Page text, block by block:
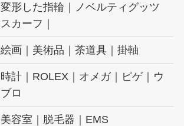
変形した指輪｜ノベルティグッツ
スカーフ｜
絵画｜美術品｜茶道具｜掛軸
時計｜ROLEX｜オメガ｜ピゲ｜ウ
ブロ
美容室｜脱毛器｜EMS